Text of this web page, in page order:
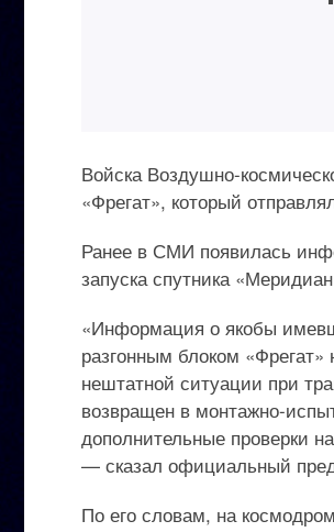
Войска Воздушно-
«Фрегат», который
Ранее в СМИ появилась
запуска спутника
«Информация о якобы
разгонным блоком «Фрегат»
нештатной ситуации при
возвращен в монтажно-
дополнительные проверки
— сказал официальный
По его словам, на